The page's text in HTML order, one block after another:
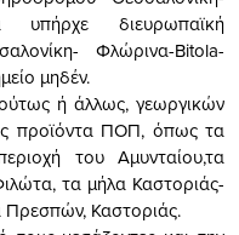
διευρωπαϊκή
Φλώρινα-Bitola-
μηδέν.
ή άλλως, γεωργικών
προϊόντα ΠΟΠ, όπως τα
του Αμυνταίου,τα
τα μήλα Καστοριάς-
Καστοριάς.